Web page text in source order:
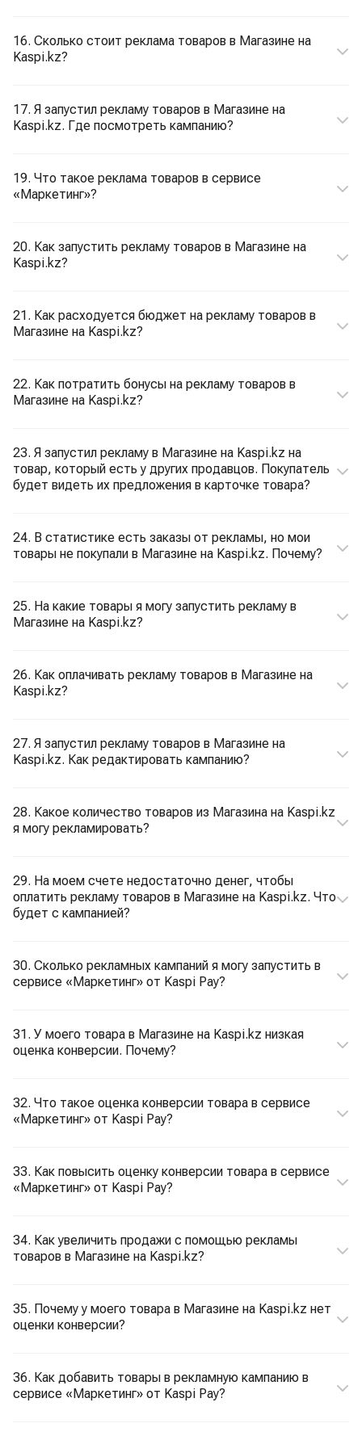
16. Сколько стоит реклама товаров в Магазине на
Kaspi.kz?
17. Я запустил рекламу товаров в Магазине на
Kaspi.kz. Где посмотреть кампанию?
19. Что такое реклама товаров в сервисе
«Маркетинг»?
20. Как запустить рекламу товаров в Магазине на
Kaspi.kz?
21. Как расходуется бюджет на рекламу товаров в
Магазине на Kaspi.kz?
22. Как потратить бонусы на рекламу товаров в
Магазине на Kaspi.kz?
23. Я запустил рекламу в Магазине на Kaspi.kz на
товар, который есть у других продавцов. Покупатель
будет видеть их предложения в карточке товара?
24. В статистике есть заказы от рекламы, но мои
товары не покупали в Магазине на Kaspi.kz. Почему?
25. На какие товары я могу запустить рекламу в
Магазине на Kaspi.kz?
26. Как оплачивать рекламу товаров в Магазине на
Kaspi.kz?
27. Я запустил рекламу товаров в Магазине на
Kaspi.kz. Как редактировать кампанию?
28. Какое количество товаров из Магазина на Kaspi.kz
я могу рекламировать?
29. На моем счете недостаточно денег, чтобы
оплатить рекламу товаров в Магазине на Kaspi.kz. Что
будет с кампанией?
30. Сколько рекламных кампаний я могу запустить в
сервисе «Маркетинг» от Kaspi Pay?
31. У моего товара в Магазине на Kaspi.kz низкая
оценка конверсии. Почему?
32. Что такое оценка конверсии товара в сервисе
«Маркетинг» от Kaspi Pay?
33. Как повысить оценку конверсии товара в сервисе
«Маркетинг» от Kaspi Pay?
34. Как увеличить продажи с помощью рекламы
товаров в Магазине на Kaspi.kz?
35. Почему у моего товара в Магазине на Kaspi.kz нет
оценки конверсии?
36. Как добавить товары в рекламную кампанию в
сервисе «Маркетинг» от Kaspi Pay?